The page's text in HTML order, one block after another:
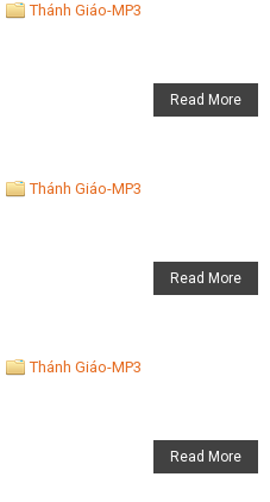
Thánh Giáo-MP3
Read More
Thánh Giáo-MP3
Read More
Thánh Giáo-MP3
Read More